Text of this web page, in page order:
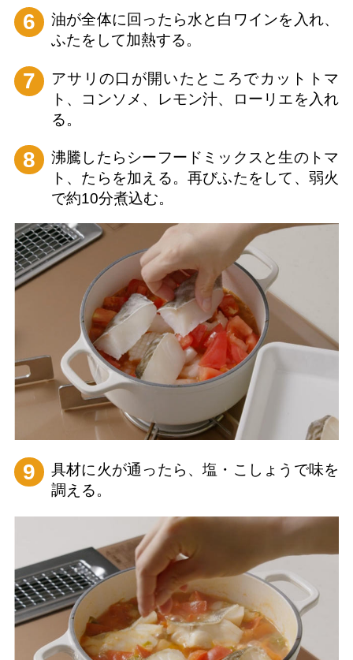
6
油が全体に回ったら水と白ワインを入れ、
ふたをして加熱する。
7
アサリの口が開いたところでカットトマ
ト、コンソメ、レモン汁、ローリエを入れ
る。
8
沸騰したらシーフードミックスと生のトマ
ト、たらを加える。再びふたをして、弱火
で約10分煮込む。
9
具材に火が通ったら、塩・こしょうで味を
調える。